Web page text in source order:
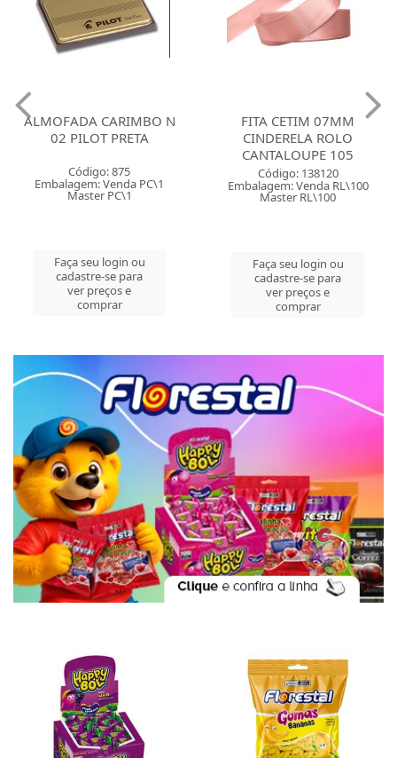
ALMOFADA CARIMBO N
02 PILOT PRETA
Código: 875
Embalagem: Venda PC\1
Master PC\1
Faça seu login ou
cadastre-se para
ver preços e
comprar
FITA CETIM 07MM
CINDERELA ROLO
CANTALOUPE 105
Código: 138120
Embalagem: Venda RL\100
Master RL\100
Faça seu login ou
cadastre-se para
ver preços e
comprar